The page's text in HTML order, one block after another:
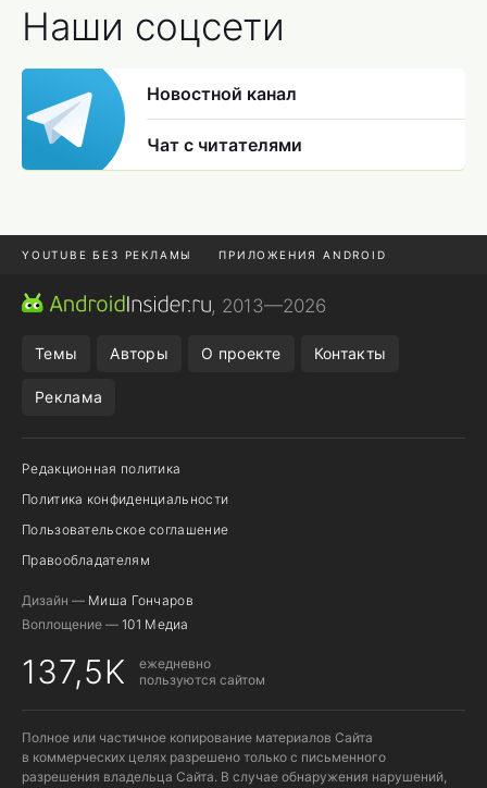
Наши соцсети
Новостной канал
Чат с читателями
YOUTUBE БЕЗ РЕКЛАМЫ ПРИЛОЖЕНИЯ ANDROID
МЕССЕНДЖЕРЫ ONE UI 8.5
, 2013—2026
Темы Авторы О проекте Контакты
Реклама
Редакционная политика
Политика конфиденциальности
Пользовательское соглашение
Правообладателям
Дизайн — Миша Гончаров
Воплощение — 101 Медиа
137,5K
ежедневно
пользуются сайтом
Полное или частичное копирование материалов Сайта
в коммерческих целях разрешено только с письменного
разрешения владельца Сайта. В случае обнаружения нарушений,